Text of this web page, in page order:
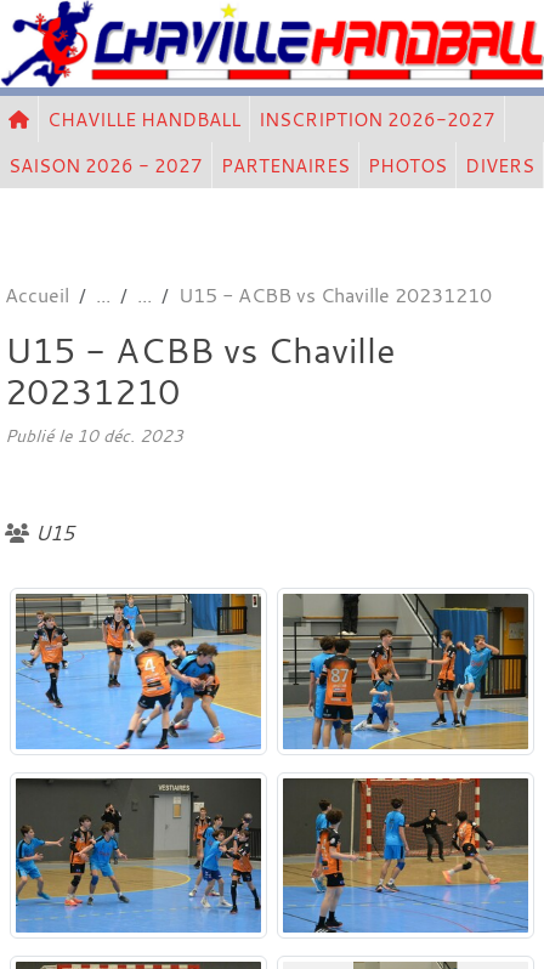
CHAVILLE HANDBALL
INSCRIPTION 2026-2027
SAISON 2026 - 2027
PARTENAIRES PHOTOS DIVERS
Accueil U15 - ACBB vs Chaville 20231210
U15 - ACBB vs Chaville
20231210
Publié le 10 déc. 2023
U15
Panneau de gestion des cookies